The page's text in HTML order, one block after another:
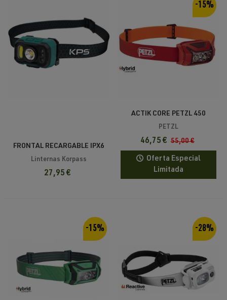
FRONTAL RECARGABLE IPX6
10W KORPASS
Linternas Korpass
27,95 €
-15%
ACTIK CORE PETZL 450
LUMENS
PETZL
46,75 € 55,00 €
Oferta Especial
Limitada
-15% -28%